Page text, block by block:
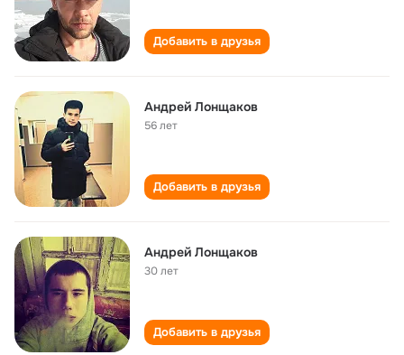
Добавить в друзья
Андрей Лонщаков
56 лет
Добавить в друзья
Андрей Лонщаков
30 лет
Добавить в друзья